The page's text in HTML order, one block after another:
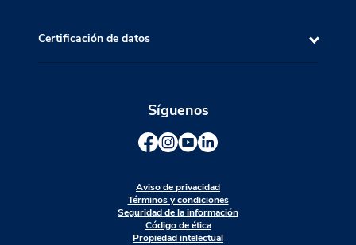
Certificación de datos
Síguenos
Aviso de privacidad
Términos y condiciones
Seguridad de la información
Código de ética
Propiedad intelectual